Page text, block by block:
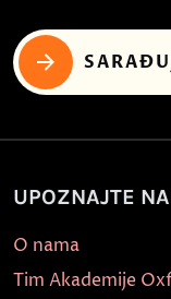
UPOZNAJTE
O nama
Tim Akademije